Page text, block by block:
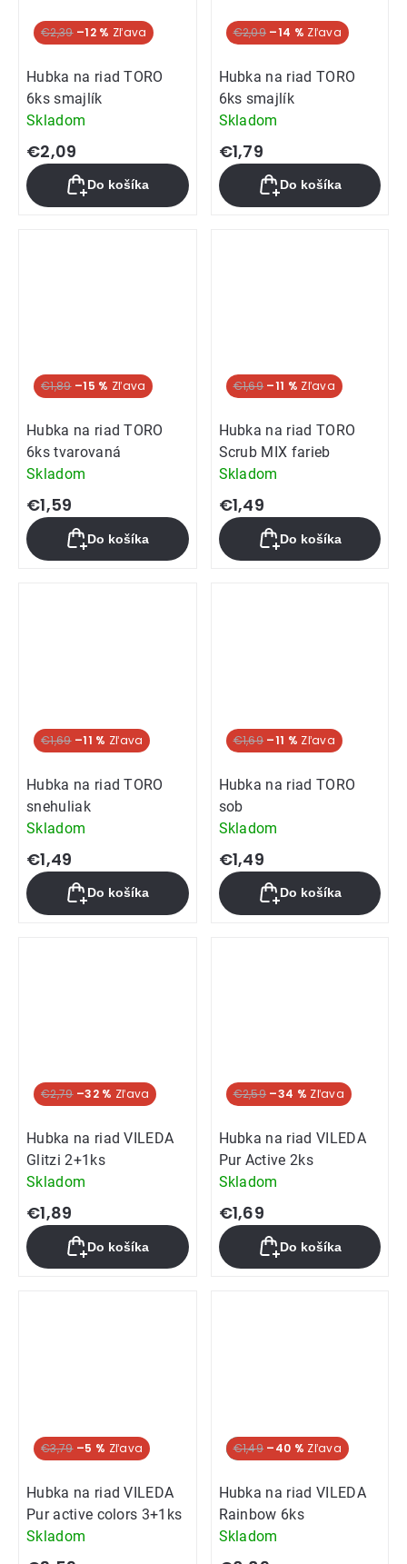
€2,39 –12 %
Hubka na riad TORO
6ks smajlík
Skladom
€2,09
Do košíka
€2,09 –14 %
Hubka na riad TORO
6ks smajlík
Skladom
€1,79
Do košíka
€1,89 –15 %
Hubka na riad TORO
6ks tvarovaná
Skladom
€1,59
Do košíka
€1,69 –11 %
Hubka na riad TORO
Scrub MIX farieb
Skladom
€1,49
Do košíka
€1,69 –11 %
Hubka na riad TORO
snehuliak
Skladom
€1,49
Do košíka
€1,69 –11 %
Hubka na riad TORO
sob
Skladom
€1,49
Do košíka
€2,79 –32 %
Hubka na riad VILEDA
Glitzi 2+1ks
Skladom
€1,89
Do košíka
€2,59 –34 %
Hubka na riad VILEDA
Pur Active 2ks
Skladom
€1,69
Do košíka
€3,79 –5 %
Hubka na riad VILEDA
Pur active colors 3+1ks
Skladom
SUPER CENA
€1,49 –40 %
Hubka na riad VILEDA
Rainbow 6ks
Skladom